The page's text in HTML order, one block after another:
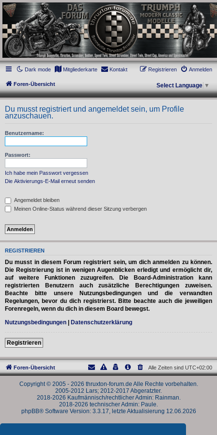
thruxton-forum.de
DAS FORUM! Alles rund um die Triumph Modern Classic Modelle. Das Forum für
die New Bonneville Baureihen ab BJ 2001. Triumph Bonneville, Thruxton,
Scrambler, Bobber, Speed Twin, Street Scrambler, Street Twin, Street Cup, America
und Speedmaster.
Dark mode
Mitgliederkarte Kontakt Anmelden
Registrieren
Foren-Übersicht Select Language ▼
Du musst registriert und angemeldet sein, um Profile
anzuschauen.
Benutzername:
Passwort:
Ich habe mein Passwort vergessen
Die Aktivierungs-E-Mail erneut senden
Angemeldet bleiben
Meinen Online-Status während dieser Sitzung verbergen
REGISTRIEREN
Du musst in diesem Forum registriert sein, um dich anmelden zu können.
Die Registrierung ist in wenigen Augenblicken erledigt und ermöglicht dir,
auf weitere Funktionen zuzugreifen. Die Board-Administration kann
registrierten Benutzern auch zusätzliche Berechtigungen zuweisen.
Beachte bitte unsere Nutzungsbedingungen und die verwandten
Regelungen, bevor du dich registrierst. Bitte beachte auch die jeweiligen
Forenregeln, wenn du dich in diesem Board bewegst.
Nutzungsbedingungen | Datenschutzerklärung
Registrieren
Foren-Übersicht Alle Zeiten sind UTC+02:00
Copyright © 2005 - 2026 thruxton-forum.de Alle Rechte vorbehalten.
2005-2012 Lars; 2012-2017 Abgeratzter.
2018-2026 Kaufmännisch/rechtlicher Admin: Rainman.
2018-2026 technischer Admin: Paule.
phpBB® Software Version: 3.3.17, letzte Aktualisierung 12.06.2026